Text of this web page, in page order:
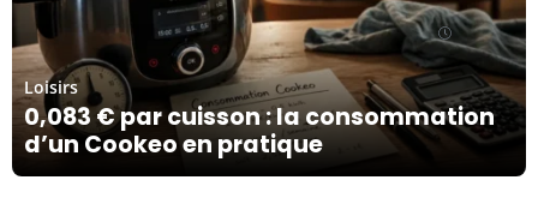
0,083 € par cuisson : la consommation
d’un Cookeo en pratique
Loisirs
07/08/26